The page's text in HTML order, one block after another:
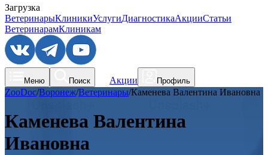
Загрузка
ВетеринарыКлиникиУслугиДиагностикаАкцииСтатьи
ВетеринарамКлиникам
Меню Поиск Акции Профиль
ZooDoc/Воронеж/Ветеринары/Каменева Валентина Ивановна
Каменева Валентина
Ивановна